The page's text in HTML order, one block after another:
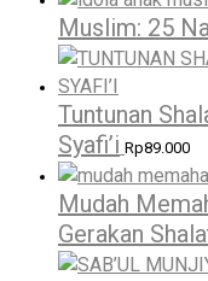
Muslim: 25
Tuntunan
Syafi’i Rp89.000
Mudah
Gerakan